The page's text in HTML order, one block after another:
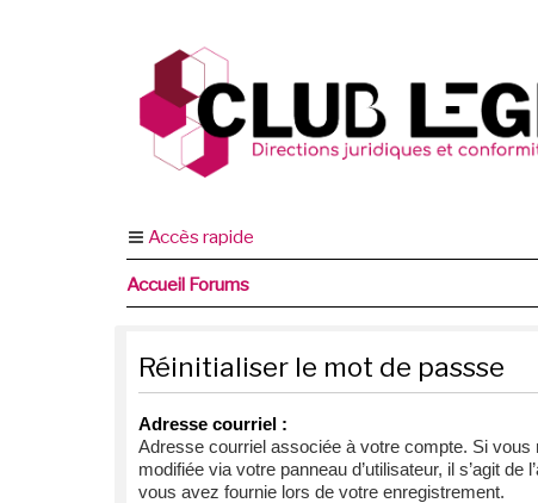
Accès rapide
Accueil Forums
Réinitialiser le mot de passse
Adresse courriel :
Adresse courriel associée à votre compte. Si vous
modifiée via votre panneau d’utilisateur, il s’agit de
vous avez fournie lors de votre enregistrement.